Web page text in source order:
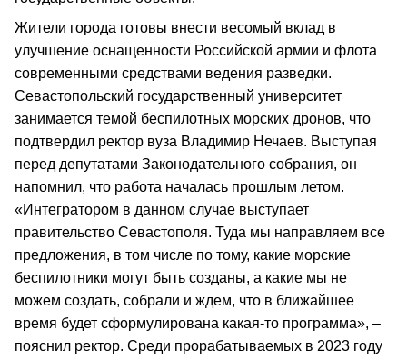
Жители города готовы внести весомый вклад в
улучшение оснащенности Российской армии и флота
современными средствами ведения разведки.
Севастопольский государственный университет
занимается темой беспилотных морских дронов, что
подтвердил ректор вуза Владимир Нечаев. Выступая
перед депутатами Законодательного собрания, он
напомнил, что работа началась прошлым летом.
«Интегратором в данном случае выступает
правительство Севастополя. Туда мы направляем все
предложения, в том числе по тому, какие морские
беспилотники могут быть созданы, а какие мы не
можем создать, собрали и ждем, что в ближайшее
время будет сформулирована какая-то программа», –
пояснил ректор. Среди прорабатываемых в 2023 году